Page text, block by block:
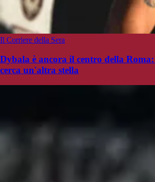
Il Corriere della Sera
Dybala è ancora il centro della
cerca un'altra stella